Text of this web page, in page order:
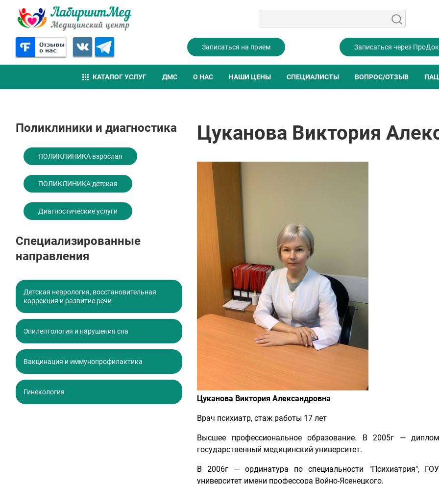
Записаться на прием Записаться через
КАТАЛОГ УСЛУГ ДМС О НАС НАШИ ЦЕНЫ СПЕЦИАЛИСТЫ ВОПРОС/ОТЗЫВ
Поликлиники и диагностика
ПОЛИКЛИНИКА взрослая
ПОЛИКЛИНИКА детская
Диагностические услуги
Специализированные
направления
Детская неврология, восстановительная
коррекция и развитие речи
Эпилептология и нарушения сна
Вакцинация и иммунопрофилактика
Гинекология
Цуканова Виктория
Цуканова Виктория Александровна
Врач психиатр, стаж работы 17 лет
Высшее профессиональное образование. В 2005г —
государственный медицинский университет.
В 2006г — ординатура по специальности "Психиатрия",
университет имени профессора Войно-Ясенецкого.